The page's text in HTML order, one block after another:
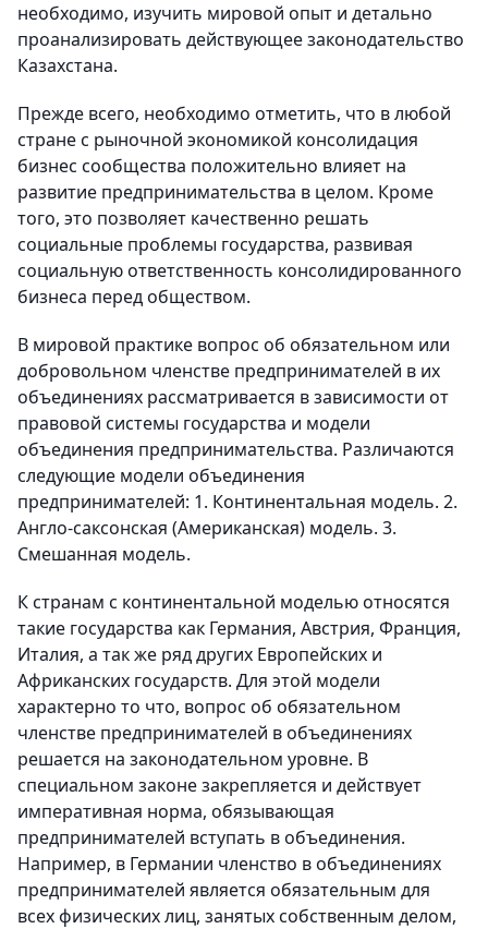
необходимо, изучить мировой опыт и детально
проанализировать действующее законодательство
Казахстана.
Прежде всего, необходимо отметить, что в любой
стране с рыночной экономикой консолидация
бизнес сообщества положительно влияет на
развитие предпринимательства в целом. Кроме
того, это позволяет качественно решать
социальные проблемы государства, развивая
социальную ответственность консолидированного
бизнеса перед обществом.
В мировой практике вопрос об обязательном или
добровольном членстве предпринимателей в их
объединениях рассматривается в зависимости от
правовой системы государства и модели
объединения предпринимательства. Различаются
следующие модели объединения
предпринимателей: 1. Континентальная модель. 2.
Англо-саксонская (Американская) модель. 3.
Смешанная модель.
К странам с континентальной моделью относятся
такие государства как Германия, Австрия, Франция,
Италия, а так же ряд других Европейских и
Африканских государств. Для этой модели
характерно то что, вопрос об обязательном
членстве предпринимателей в объединениях
решается на законодательном уровне. В
специальном законе закрепляется и действует
императивная норма, обязывающая
предпринимателей вступать в объединения.
Например, в Германии членство в объединениях
предпринимателей является обязательным для
всех физических лиц, занятых собственным делом,